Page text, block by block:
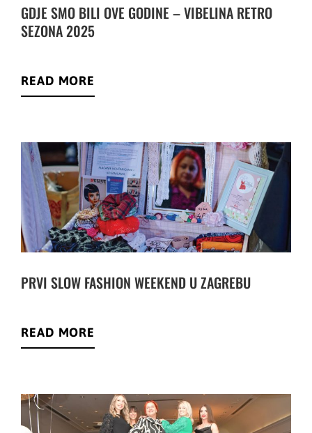
GDJE SMO BILI OVE GODINE – VIBELINA RETRO
SEZONA 2025
READ MORE
PRVI SLOW FASHION WEEKEND U ZAGREBU
READ MORE